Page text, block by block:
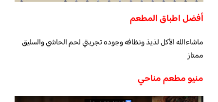
أفضل اطباق المطعم
ماشاءالله الأكل لذيذ ونظافه وجوده تجربتي لحم الحاشي والسليق
ممتاز
منيو مطعم مناحي